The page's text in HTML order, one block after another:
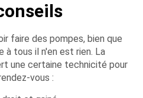
faire des pompes, bien que
tous il n'en est rien. La
une certaine technicité pour
vous :